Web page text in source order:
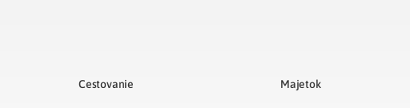
Cestovanie Majetok